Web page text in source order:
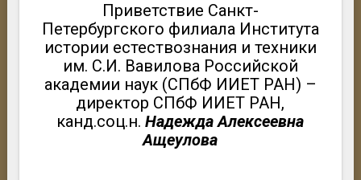
Приветствие Санкт-
Петербургского филиала Института
истории естествознания и техники
им. С.И. Вавилова Российской
академии наук (СПбФ ИИЕТ РАН) –
директор СПбФ ИИЕТ РАН,
канд.соц.н.Надежда Алексеевна
Ащеулова